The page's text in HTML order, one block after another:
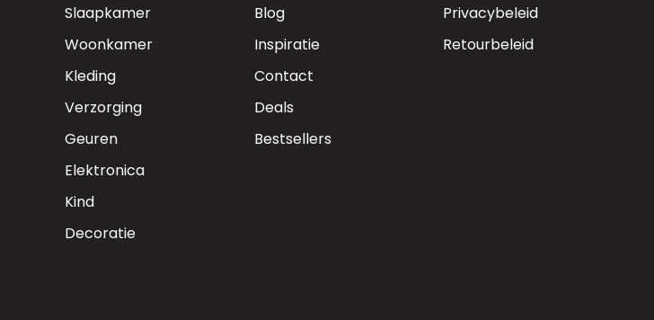
Slaapkamer
Woonkamer
Kleding
Verzorging
Geuren
Elektronica
Kind
Decoratie
Blog
Inspiratie
Contact
Deals
Bestsellers
Privacybeleid
Retourbeleid